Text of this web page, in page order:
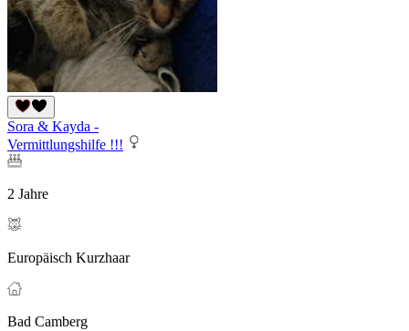
Sora & Kayda -
Vermittlungshilfe !!!
2 Jahre
Europäisch Kurzhaar
Bad Camberg